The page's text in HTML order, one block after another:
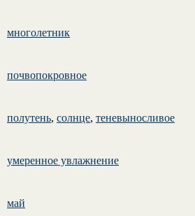
многолетник
почвопокровное
полутень, солнце, теневыносливое
умеренное увлажнение
май